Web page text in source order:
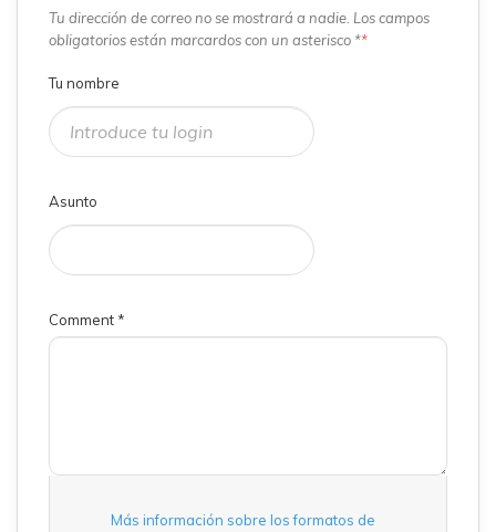
Tu dirección de correo no se mostrará a nadie. Los campos
obligatorios están marcardos con un asterisco **
Tu nombre
Asunto
Comment *
Más información sobre los formatos de